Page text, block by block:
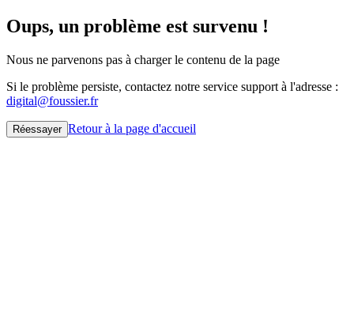
Oups, un problème est survenu !
Nous ne parvenons pas à charger le contenu de la page
Si le problème persiste, contactez notre service support à l'adresse :
digital@foussier.fr
Réessayer Retour à la page d'accueil